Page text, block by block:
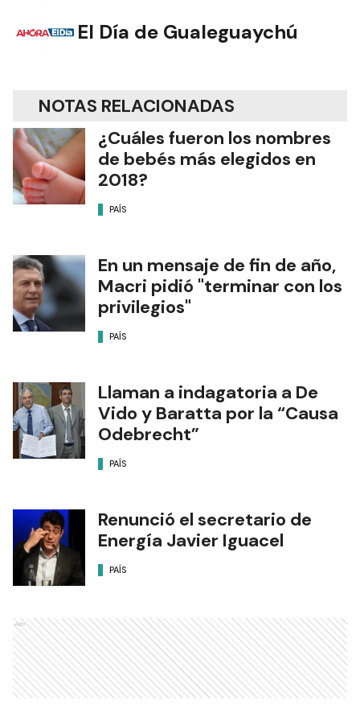
El Día de Gualeguaychú
NOTAS RELACIONADAS
¿Cuáles fueron los nombres
de bebés más elegidos en
2018?
PAÍS
En un mensaje de fin de año,
Macri pidió "terminar con los
privilegios"
PAÍS
Llaman a indagatoria a De
Vido y Baratta por la “Causa
Odebrecht”
PAÍS
Renunció el secretario de
Energía Javier Iguacel
PAÍS
Ads